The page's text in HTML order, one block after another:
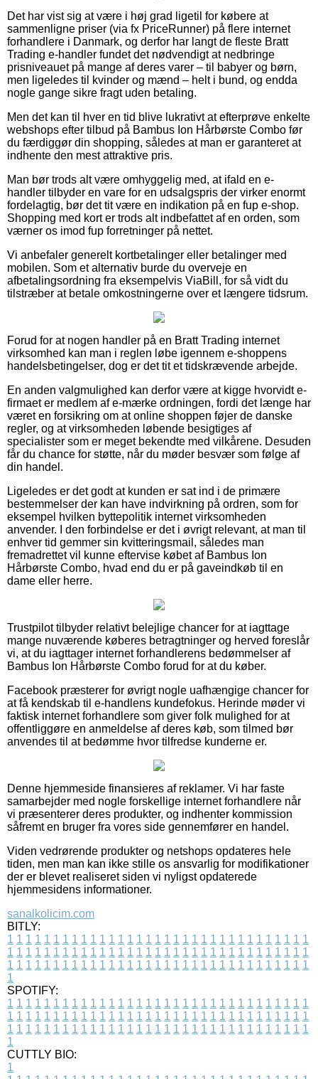
Det har vist sig at være i høj grad ligetil for købere at
sammenligne priser (via fx PriceRunner) på flere internet
forhandlere i Danmark, og derfor har langt de fleste Bratt
Trading e-handler fundet det nødvendigt at nedbringe
prisniveauet på mange af deres varer – til babyer og børn,
men ligeledes til kvinder og mænd – helt i bund, og endda
nogle gange sikre fragt uden betaling.
Men det kan til hver en tid blive lukrativt at efterprøve enkelte
webshops efter tilbud på Bambus Ion Hårbørste Combo før
du færdiggør din shopping, således at man er garanteret at
indhente den mest attraktive pris.
Man bør trods alt være omhyggelig med, at ifald en e-
handler tilbyder en vare for en udsalgspris der virker enormt
fordelagtig, bør det tit være en indikation på en fup e-shop.
Shopping med kort er trods alt indbefattet af en orden, som
værner os imod fup forretninger på nettet.
Vi anbefaler generelt kortbetalinger eller betalinger med
mobilen. Som et alternativ burde du overveje en
afbetalingsordning fra eksempelvis ViaBill, for så vidt du
tilstræber at betale omkostningerne over et længere tidsrum.
Forud for at nogen handler på en Bratt Trading internet
virksomhed kan man i reglen løbe igennem e-shoppens
handelsbetingelser, dog er det tit et tidskrævende arbejde.
En anden valgmulighed kan derfor være at kigge hvorvidt e-
firmaet er medlem af e-mærke ordningen, fordi det længe har
været en forsikring om at online shoppen føjer de danske
regler, og at virksomheden løbende besigtiges af
specialister som er meget bekendte med vilkårene. Desuden
får du chance for støtte, når du møder besvær som følge af
din handel.
Ligeledes er det godt at kunden er sat ind i de primære
bestemmelser der kan have indvirkning på ordren, som for
eksempel hvilken byttepolitik internet virksomheden
anvender. I den forbindelse er det i øvrigt relevant, at man til
enhver tid gemmer sin kvitteringsmail, således man
fremadrettet vil kunne eftervise købet af Bambus Ion
Hårbørste Combo, hvad end du er på gaveindkøb til en
dame eller herre.
Trustpilot tilbyder relativt belejlige chancer for at iagttage
mange nuværende køberes betragtninger og herved foreslår
vi, at du iagttager internet forhandlerens bedømmelser af
Bambus Ion Hårbørste Combo forud for at du køber.
Facebook præsterer for øvrigt nogle uafhængige chancer for
at få kendskab til e-handlens kundefokus. Herinde møder vi
faktisk internet forhandlere som giver folk mulighed for at
offentliggøre en anmeldelse af deres køb, som tilmed bør
anvendes til at bedømme hvor tilfredse kunderne er.
Denne hjemmeside finansieres af reklamer. Vi har faste
samarbejder med nogle forskellige internet forhandlere når
vi præsenterer deres produkter, og indhenter kommission
såfremt en bruger fra vores side gennemfører en handel.
Viden vedrørende produkter og netshops opdateres hele
tiden, men man kan ikke stille os ansvarlig for modifikationer
der er blevet realiseret siden vi nyligst opdaterede
hjemmesidens informationer.
sanalkolicim.com
BITLY:
1 1 1 1 1 1 1 1 1 1 1 1 1 1 1 1 1 1 1 1 1 1 1 1 1 1 1 1 1 1 1 1 1
1 1 1 1 1 1 1 1 1 1 1 1 1 1 1 1 1 1 1 1 1 1 1 1 1 1 1 1 1 1 1 1 1
1 1 1 1 1 1 1 1 1 1 1 1 1 1 1 1 1 1 1 1 1 1 1 1 1 1 1 1 1 1 1 1 1
1
SPOTIFY:
1 1 1 1 1 1 1 1 1 1 1 1 1 1 1 1 1 1 1 1 1 1 1 1 1 1 1 1 1 1 1 1 1
1 1 1 1 1 1 1 1 1 1 1 1 1 1 1 1 1 1 1 1 1 1 1 1 1 1 1 1 1 1 1 1 1
1 1 1 1 1 1 1 1 1 1 1 1 1 1 1 1 1 1 1 1 1 1 1 1 1 1 1 1 1 1 1 1 1
1
CUTTLY BIO:
1